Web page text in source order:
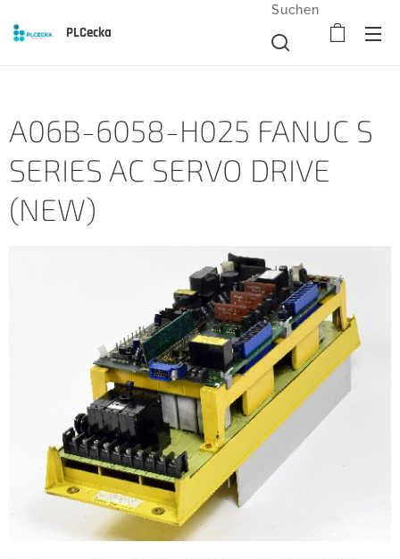
PLCecka
Suchen
A06B-6058-H025 FANUC S
SERIES AC SERVO DRIVE
(NEW)